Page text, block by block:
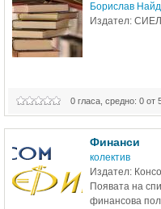
Борислав
Издател:
0 гласа, средно: 0 от
Финанси
колектив
Издател:
Появата на
финансова